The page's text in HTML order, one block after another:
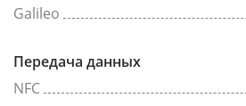
Galileo
Передача данных
NFC